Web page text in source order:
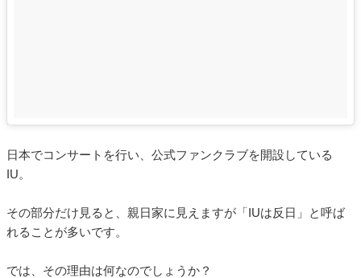
日本でコンサートを行い、公式ファンクラブを開設している
IU。
その部分だけ見ると、親日家に見えますが「IUは反日」と呼ば
れることが多いです。
では、その理由は何なのでしょうか？